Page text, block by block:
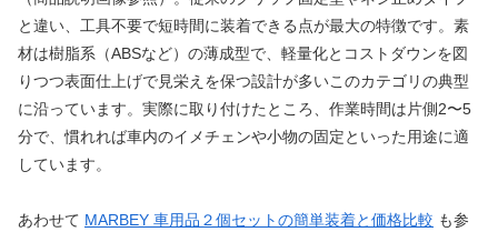
と違い、工具不要で短時間に装着できる点が最大の特徴です。素
材は樹脂系（ABSなど）の薄成型で、軽量化とコストダウンを図
りつつ表面仕上げで見栄えを保つ設計が多いこのカテゴリの典型
に沿っています。実際に取り付けたところ、作業時間は片側2〜5
分で、慣れれば車内のイメチェンや小物の固定といった用途に適
しています。
あわせて MARBEY 車用品２個セットの簡単装着と価格比較 も参